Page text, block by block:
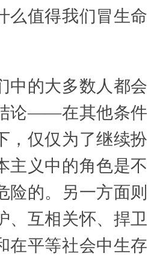
么值得我们冒生命
中的大多数人都会
论——在其他条件
，仅仅为了继续扮
主义中的角色是不
险的。另一方面则
、互相关怀、捍卫
在平等社会中生存